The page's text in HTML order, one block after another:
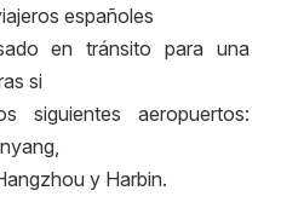
españoles
en tránsito para una
si
siguientes aeropuertos:
y Harbin.